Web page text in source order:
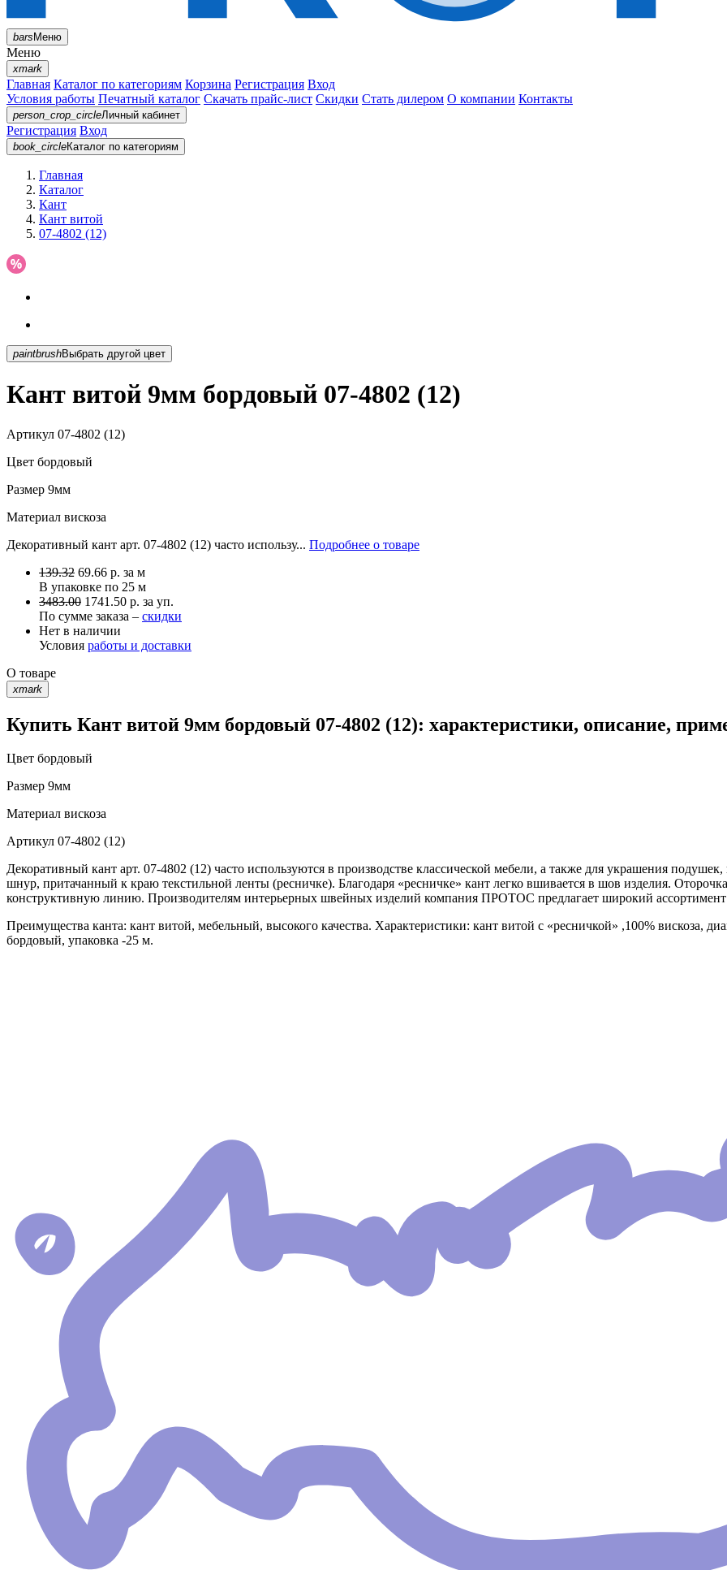
barsМеню
Меню
xmark
Главная Каталог по категориям Корзина Регистрация Вход
Условия работы Печатный каталог Скачать прайс-лист Скидки Стать дилером О компании Контакты
person_crop_circleЛичный кабинет
Регистрация Вход
book_circleКаталог по категориям
Главная
Каталог
Кант
Кант витой
07-4802 (12)
paintbrush Выбрать другой цвет
Кант витой 9мм бордовый 07-4802 (12)
Артикул 07-4802 (12)
Цвет бордовый
Размер 9мм
Материал вискоза
Декоративный кант арт. 07-4802 (12) часто использу... Подробнее о товаре
139.32 69.66 р. за м
В упаковке по 25 м
3483.00 1741.50 р. за уп.
По сумме заказа – скидки
Нет в наличии
Условия работы и доставки
О товаре
xmark
Купить Кант витой 9мм бордовый 07-4802 (12): характеристики, описание,
Цвет бордовый
Размер 9мм
Материал вискоза
Артикул 07-4802 (12)
Декоративный кант арт. 07-4802 (12) часто используются в производстве классической мебели, а также для украшения
шнур, притачанный к краю текстильной ленты (ресничке). Благодаря «ресничке» кант легко вшивается в шов изделия.
конструктивную линию. Производителям интерьерных швейных изделий компания ПРОТОС предлагает широкий ассортимент
Преимущества канта: кант витой, мебельный, высокого качества. Характеристики: кант витой с «ресничкой» ,100% вискоза,
бордовый, упаковка -25 м.